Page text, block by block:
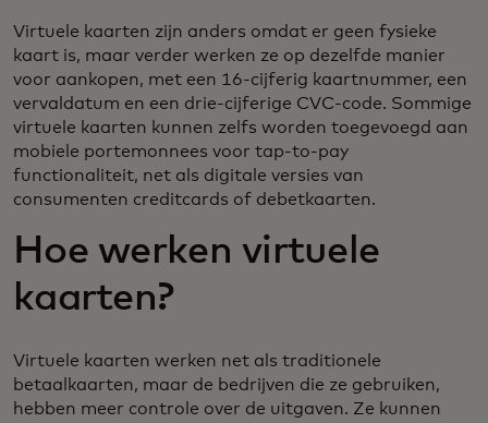
Virtuele kaarten zijn anders omdat er geen fysieke
kaart is, maar verder werken ze op dezelfde manier
voor aankopen, met een 16-cijferig kaartnummer, een
vervaldatum en een drie-cijferige CVC-code. Sommige
virtuele kaarten kunnen zelfs worden toegevoegd aan
mobiele portemonnees voor tap-to-pay
functionaliteit, net als digitale versies van
consumenten creditcards of debetkaarten.
Hoe werken virtuele
kaarten?
Virtuele kaarten werken net als traditionele
betaalkaarten, maar de bedrijven die ze gebruiken,
hebben meer controle over de uitgaven. Ze kunnen